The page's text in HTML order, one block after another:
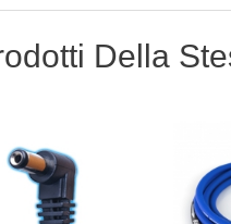
Della